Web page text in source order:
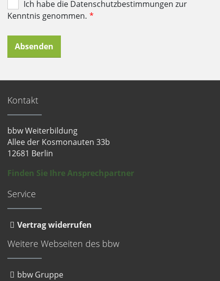
Ich habe die Datenschutzbestimmungen zur
Kenntnis genommen. *
Absenden
Kontakt
bbw Weiterbildung
Allee der Kosmonauten 33b
12681 Berlin
Finden Sie Ihre Ansprechpartner
Service
Vertrag widerrufen
Weitere Webseiten des bbw
bbw Gruppe